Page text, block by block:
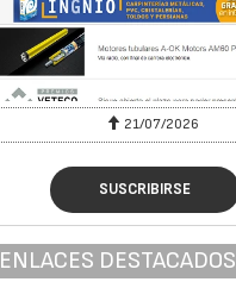
28/07/2026
SUSCRIBIRSE
ENLACES DESTACADOS